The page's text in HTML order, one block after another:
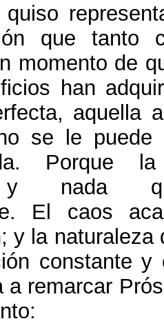
que tanto
momento de
han
aquella
se le puede
Porque
y nada
El caos
y la naturaleza
constante y
a remarcar